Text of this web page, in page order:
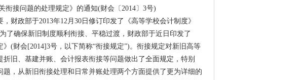
接问题的处理规定》的通知(财会〔2014〕3号)
财政部于2013年12月30日修订印发了《高等学校会计制度》
了确保新旧制度顺利衔接、平稳过渡，财政部于近日印发了
(财会[2014]3号，以下简称“衔接规定”)。衔接规定对新旧高等
旧、基建并账、会计报表衔接等问题做出了全面规定，特别
，从新旧衔接处理和日常并账处理两个方面提供了更为详细的